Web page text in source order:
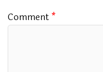
Comment *